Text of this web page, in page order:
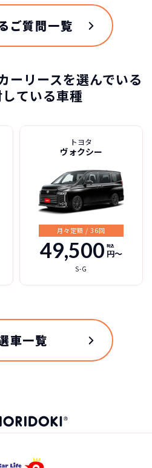
万円
円
総支払金額の差
304万円
円
円/月
（36回）・実質年率 5.0%
案するカーライフ
のではないでしょうか？
3年毎に好きな新車を選んで
でスタイリッシュでした。
チェンジとなった6代目ステ
なる3ナンバー仕様になり、
フスタイルを素敵に引き立
。キャッチフレーズは「よ
噴 VTEC TURBOエンジン
ルとHonda独自の2モータ
「e：HEV（イーエイチイー
ブリッドモデルで、それぞ
ダ」「 スパーダ プレミアム
。
ンジンの徹底したフリクショ
向上を追求。モーターがも
力強く滑らかな加速による
行時にはエンジン直結技術
実現。ガソリンモデルで
りができるようVTEC
ゾーストポートやタービン
チャージャーの応答性を向
ップワゴンの
車定員
イヤサイズ
ジン形式
ご質問一覧
ーリースを選んでいる
ている車種
トヨタ
ヴォクシー
月々定額 / 36回
49,500 税込
円〜
S-G
車一覧